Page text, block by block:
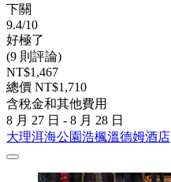
下關
9.4/10
好極了
(9 則評論)
NT$1,467
總價 NT$1,710
含稅金和其他費用
8 月 27 日 - 8 月 28 日
大理洱海公園浩楓溫德姆酒店